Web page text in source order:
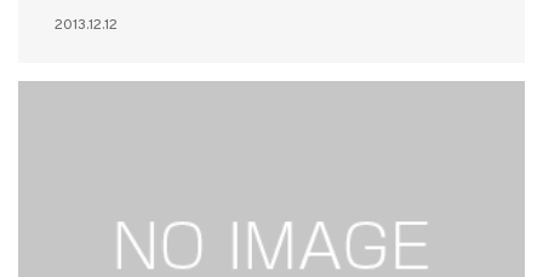
2013.12.12